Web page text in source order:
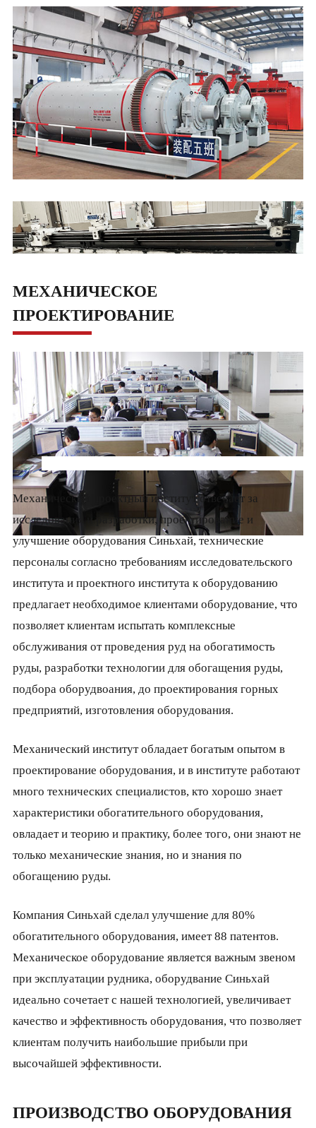
МЕХАНИЧЕСКОЕ
ПРОЕКТИРОВАНИЕ
Механический проектный институт отвечает за
исследования и разработки, проектирование и
улучшение оборудования Синьхай, технические
персоналы согласно требованиям исследовательского
института и проектного института к оборудованию
предлагает необходимое клиентами оборудование, что
позволяет клиентам испытать комплексные
обслуживания от проведения руд на обогатимость
руды, разработки технологии для обогащения руды,
подбора оборудвоания, до проектирования горных
предприятий, изготовления оборудования.
Механический институт обладает богатым опытом в
проектирование оборудования, и в институте работают
много технических специалистов, кто хорошо знает
характеристики обогатительного оборудования,
овладает и теорию и практику, более того, они знают не
только механические знания, но и знания по
обогащению руды.
Компания Синьхай сделал улучшение для 80%
обогатительного оборудования, имеет 88 патентов.
Механическое оборудование является важным звеном
при эксплуатации рудника, оборудвание Синьхай
идеально сочетает с нашей технологией, увеличивает
качество и эффективность оборудования, что позволяет
клиентам получить наибольшие прибыли при
высочайшей эффективности.
ПРОИЗВОДСТВО ОБОРУДОВАНИЯ